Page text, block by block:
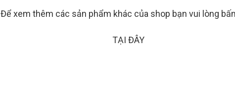
Để xem thêm các sản phẩm khác của shop bạn vui lòng
TẠI ĐÂY